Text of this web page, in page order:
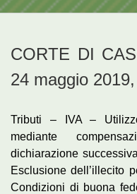
CORTE DI
24 maggio
Tributi – IVA –
mediante
dichiarazione
Esclusione dell’illecito
Condizioni di buona